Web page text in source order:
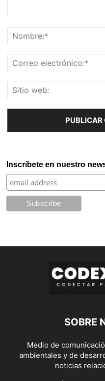
Inscríbete en nuestro
SOBRE
Medio de
ambientales y de
noticias